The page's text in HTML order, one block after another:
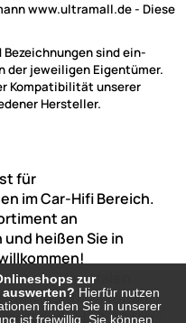
www.ultramall.de - Diese
sind ein-
der jeweiligen Eigentümer.
Kompatibilität unserer
Hersteller.
für
im Car-Hifi Bereich.
an
heißen Sie in
Westfalen
Montag-Freitag:
möglich!)8:00 Uhr -
zur
Hierfür nutzen
finden Sie in unserer
ist freiwillig, Sie können
zur
Hierfür nutzen
finden Sie in unserer
ist freiwillig, Sie können